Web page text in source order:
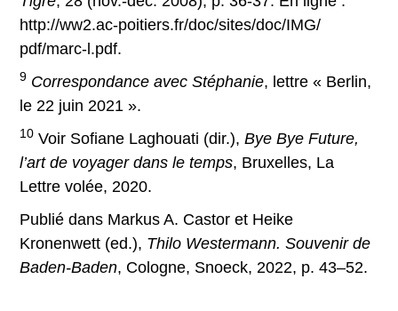
http://ww2.ac-poitiers.fr/doc/sites/doc/IMG/
pdf/marc-l.pdf.
9 Correspondance avec Stéphanie, lettre « Berlin,
le 22 juin 2021 ».
10 Voir Sofiane Laghouati (dir.),Bye Bye Future,
l’art de voyager dans le temps, Bruxelles, La
Lettre volée, 2020.
Publié dans Markus A. Castor et Heike
Kronenwett (ed.), Thilo Westermann. Souvenir de
Baden-Baden, Cologne, Snoeck, 2022, p. 43–52.